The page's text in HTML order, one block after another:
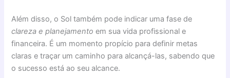
Além disso, o Sol também pode indicar uma fase de
clareza e planejamento em sua vida profissional e
financeira. É um momento propício para definir metas
claras e traçar um caminho para alcançá-las, sabendo que
o sucesso está ao seu alcance.